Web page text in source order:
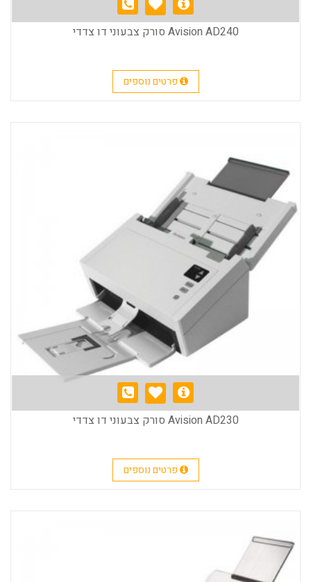
Avision AD240 סורק צבעוני דו צדדי
פרטים נוספים
Avision AD230 סורק צבעוני דו צדדי
פרטים נוספים